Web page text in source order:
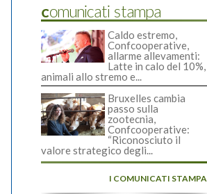
Comunicati stampa
Caldo estremo,
Confcooperative,
allarme allevamenti:
Latte in calo del 10%,
animali allo stremo e...
Bruxelles cambia
passo sulla
zootecnia,
Confcooperative:
“Riconosciuto il
valore strategico degli...
I COMUNICATI STAMPA